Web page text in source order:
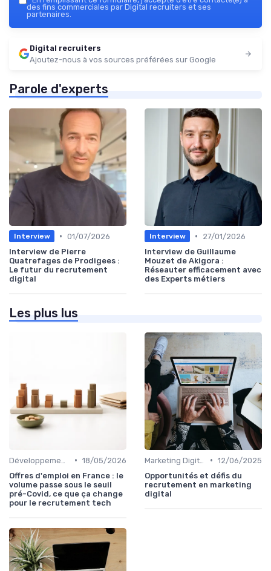
des fins commerciales par Digital recruiters et ses
partenaires.
Digital recruiters
Ajoutez-nous à vos sources préférées sur Google
Parole d'experts
Interview • 01/07/2026
Interview de Pierre
Quatrefages de Prodigees :
Le futur du recrutement
digital
Interview •
27/01/2026
Interview de Guillaume
Mouzet de Akigora :
Réseauter efficacement avec
des Experts métiers
Les plus lus
• 18/05/2026
Offres d'emploi en France : le
volume passe sous le seuil
pré-Covid, ce que ça change
pour le recrutement tech
• 12/06/2025
Opportunités et défis du
recrutement en marketing
digital